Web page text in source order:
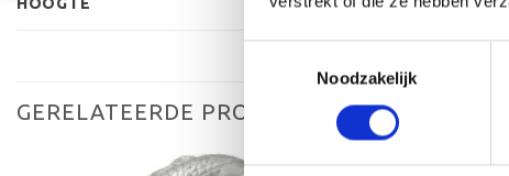
Noodzakelijk
GERELATEERDE PRODUCTEN